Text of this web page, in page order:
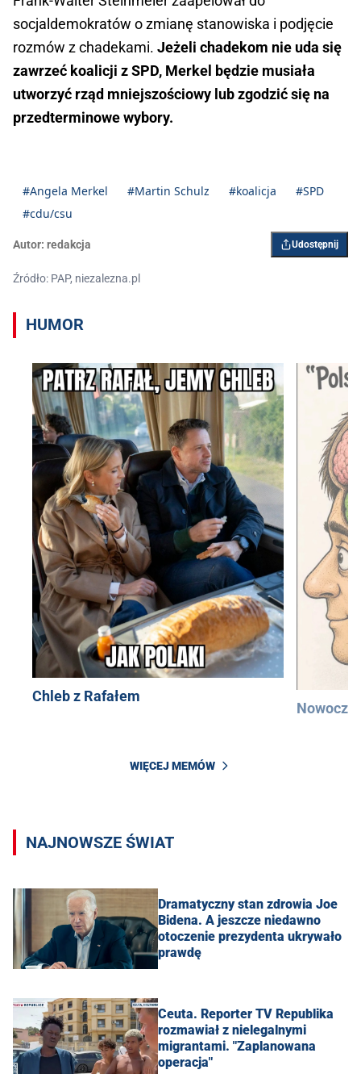
socjaldemokratów o zmianę stanowiska i podjęcie
rozmów z chadekami. Jeżeli chadekom nie uda się
zawrzeć koalicji z SPD, Merkel będzie musiała
utworzyć rząd mniejszościowy lub zgodzić się na
przedterminowe wybory.
#Angela Merkel #Martin Schulz #koalicja
#SPD
#cdu/csu
Autor: redakcja Udostępnij
Źródło: PAP, niezalezna.pl
HUMOR
Chleb z Rafałem
WIĘCEJ MEMÓW
NAJNOWSZE ŚWIAT
Dramatyczny stan zdrowia Joe
Bidena. A jeszcze niedawno
otoczenie prezydenta ukrywało
prawdę
Ceuta. Reporter TV Republika
rozmawiał z nielegalnymi
migrantami. "Zaplanowana
operacja"